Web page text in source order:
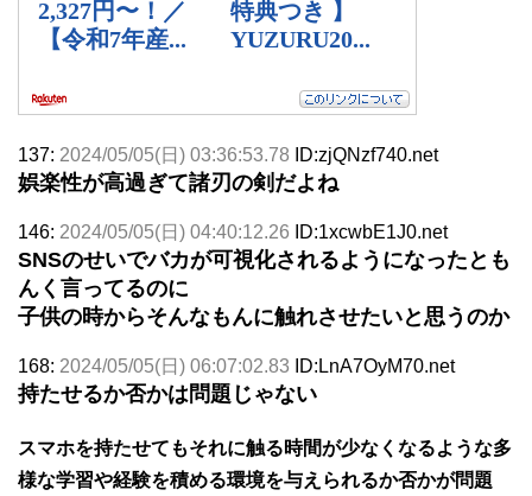
137: 2024/05/05(日) 03:36:53.78 ID:zjQNzf740.net
娯楽性が高過ぎて諸刃の剣だよね
146: 2024/05/05(日) 04:40:12.26 ID:1xcwbE1J0.net
SNSのせいでバカが可視化されるようになったとも
んく言ってるのに
子供の時からそんなもんに触れさせたいと思うのか
168: 2024/05/05(日) 06:07:02.83 ID:LnA7OyM70.net
持たせるか否かは問題じゃない
スマホを持たせてもそれに触る時間が少なくなるような多
様な学習や経験を積める環境を与えられるか否かが問題